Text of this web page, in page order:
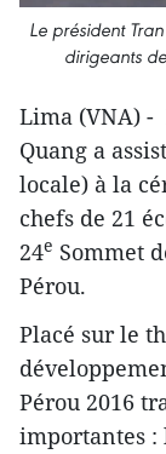
Le président
dirigeants
Lima (VNA) -
Quang a
locale) à la
chefs de 21
24e Sommet
Pérou.
Placé sur le
Pérou 2016
importantes :